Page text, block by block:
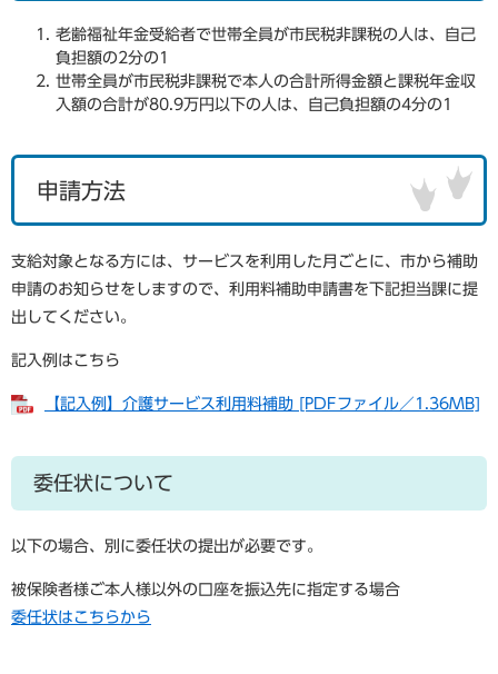
老齢福祉年金受給者で世帯全員が市民税非課税の人は、自己
負担額の2分の1
世帯全員が市民税非課税で本人の合計所得金額と課税年金収
入額の合計が80.9万円以下の人は、自己負担額の4分の1
申請方法
支給対象となる方には、サービスを利用した月ごとに、市から補助
申請のお知らせをしますので、利用料補助申請書を下記担当課に提
出してください。
記入例はこちら
【記入例】介護サービス利用料補助 [PDFファイル／1.36MB]
委任状について
以下の場合、別に委任状の提出が必要です。
被保険者様ご本人様以外の口座を振込先に指定する場合
委任状はこちらから